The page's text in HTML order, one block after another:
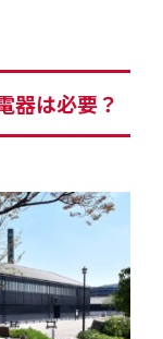
器は必要？